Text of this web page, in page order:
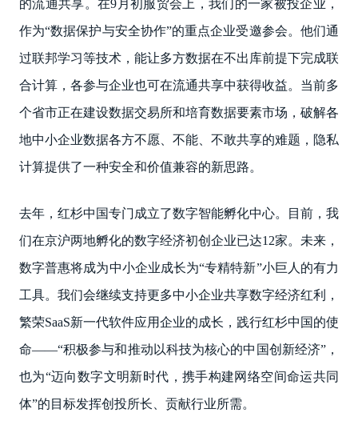
的流通共享。在9月初服贸会上，我们的一家被投企业，
作为“数据保护与安全协作”的重点企业受邀参会。他们通
过联邦学习等技术，能让多方数据在不出库前提下完成联
合计算，各参与企业也可在流通共享中获得收益。当前多
个省市正在建设数据交易所和培育数据要素市场，破解各
地中小企业数据各方不愿、不能、不敢共享的难题，隐私
计算提供了一种安全和价值兼容的新思路。
去年，红杉中国专门成立了数字智能孵化中心。目前，我
们在京沪两地孵化的数字经济初创企业已达12家。未来，
数字普惠将成为中小企业成长为“专精特新”小巨人的有力
工具。我们会继续支持更多中小企业共享数字经济红利，
繁荣SaaS新一代软件应用企业的成长，践行红杉中国的使
命——“积极参与和推动以科技为核心的中国创新经济”，
也为“迈向数字文明新时代，携手构建网络空间命运共同
体”的目标发挥创投所长、贡献行业所需。